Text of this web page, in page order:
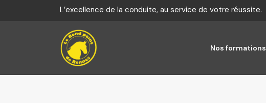
Panneau de gestion des cookies
L’excellence de la conduite, au service de votre réussite.
Nos formations